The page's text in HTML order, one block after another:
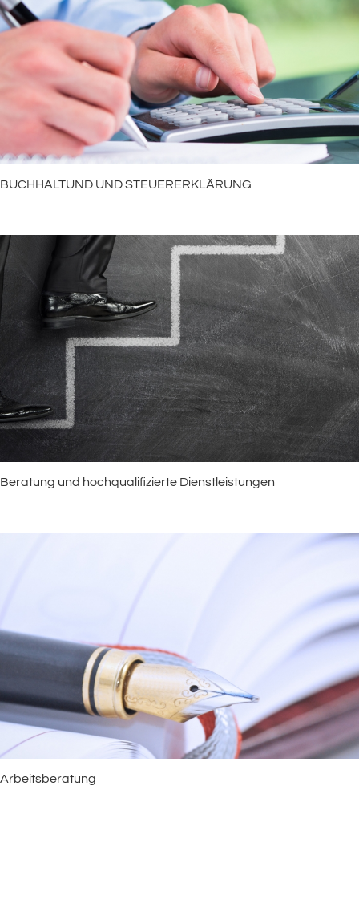
BUCHHALTUND UND STEUERERKLÄRUNG
Beratung und hochqualifizierte Dienstleistungen
Arbeitsberatung